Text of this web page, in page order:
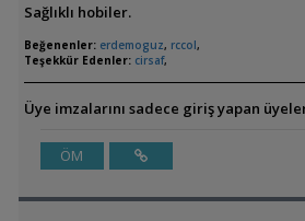
Sağlıklı hobiler.
Beğenenler: erdemoguz, rccol,
Teşekkür Edenler: cirsaf,
Üye imzalarını sadece giriş yapan
ÖM